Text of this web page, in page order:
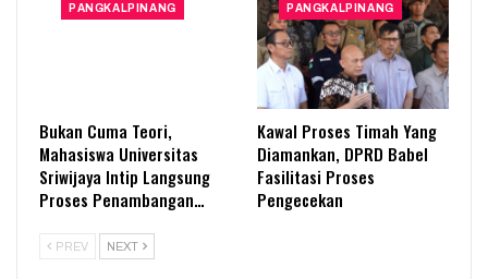
PANGKALPINANG
Bukan Cuma Teori,
Mahasiswa Universitas
Sriwijaya Intip Langsung
Proses Penambangan…
PANGKALPINANG
Kawal Proses Timah Yang
Diamankan, DPRD Babel
Fasilitasi Proses
Pengecekan
PREV NEXT